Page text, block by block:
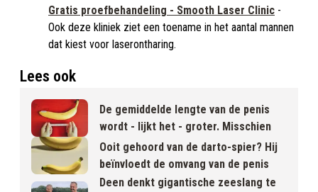
Gratis proefbehandeling - Smooth Laser Clinic -
Ook deze kliniek ziet een toename in het aantal mannen
dat kiest voor laserontharing.
Lees ook
De gemiddelde lengte van de penis
wordt - lijkt het - groter. Misschien
Ooit gehoord van de darto-spier? Hij
beïnvloedt de omvang van de penis
Deen denkt gigantische zeeslang te